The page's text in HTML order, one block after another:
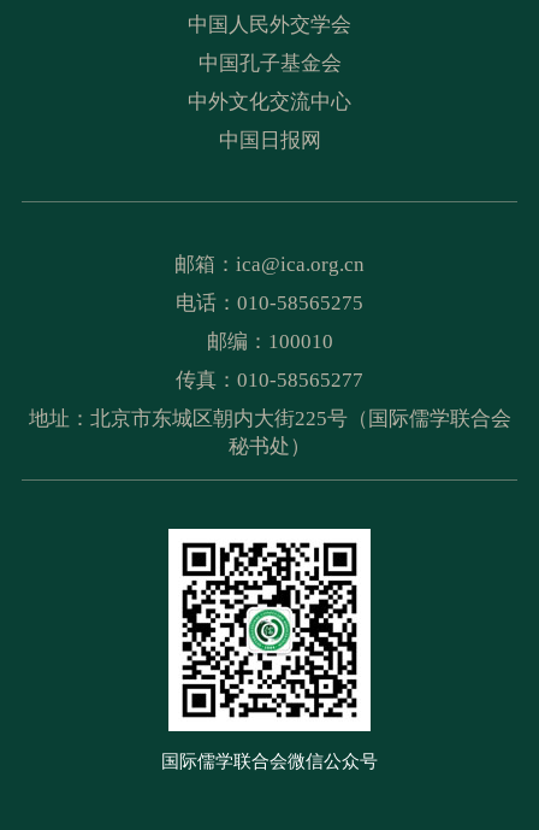
中国人民外交学会
中国孔子基金会
中外文化交流中心
中国日报网
邮箱： ica@ica.org.cn
电话：010-58565275
邮编：100010
传真：010-58565277
地址：北京市东城区朝内大街225号（国际儒学联合会
秘书处）
国际儒学联合会微信公众号